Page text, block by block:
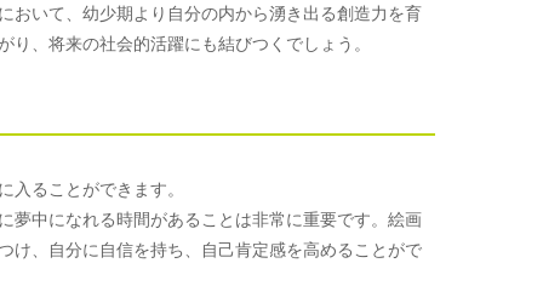
おいて、幼少期より自分の内から湧き出る創造力を育
、将来の社会的活躍にも結びつくでしょう。
ることができます。
夢中になれる時間があることは非常に重要です。絵画
け、自分に自信を持ち、自己肯定感を高めることがで